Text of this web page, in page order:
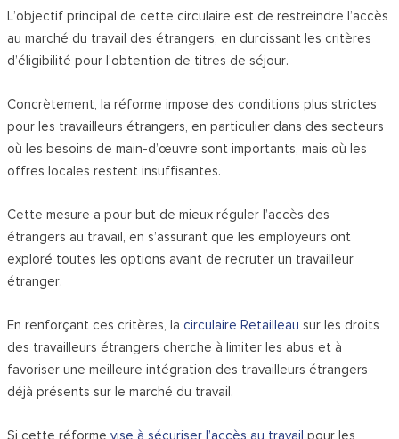
L’objectif principal de cette circulaire est de restreindre l’accès
au marché du travail des étrangers, en durcissant les critères
d’éligibilité pour l’obtention de titres de séjour.
Concrètement, la réforme impose des conditions plus strictes
pour les travailleurs étrangers, en particulier dans des secteurs
où les besoins de main-d’œuvre sont importants, mais où les
offres locales restent insuffisantes.
Cette mesure a pour but de mieux réguler l’accès des
étrangers au travail, en s’assurant que les employeurs ont
exploré toutes les options avant de recruter un travailleur
étranger.
En renforçant ces critères, la circulaire Retailleau sur les droits
des travailleurs étrangers cherche à limiter les abus et à
favoriser une meilleure intégration des travailleurs étrangers
déjà présents sur le marché du travail.